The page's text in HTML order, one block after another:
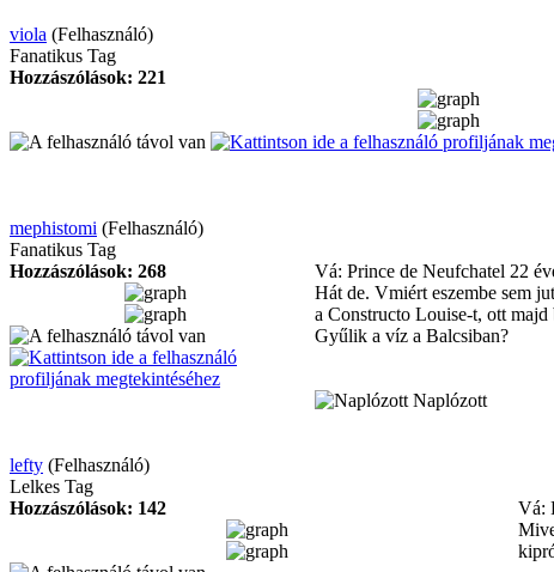
viola (Felhasználó)
Fanatikus Tag
Hozzászólások: 221
mephistomi (Felhasználó)
Fanatikus Tag
Hozzászólások: 268
Vá: Prince de Neufchatel 22
Hát de. Vmiért eszembe sem
a Constructo Louise-t, ott
Gyűlik a víz a Balcsiban?
Naplózott
lefty (Felhasználó)
Lelkes Tag
Hozzászólások: 142
Vá: